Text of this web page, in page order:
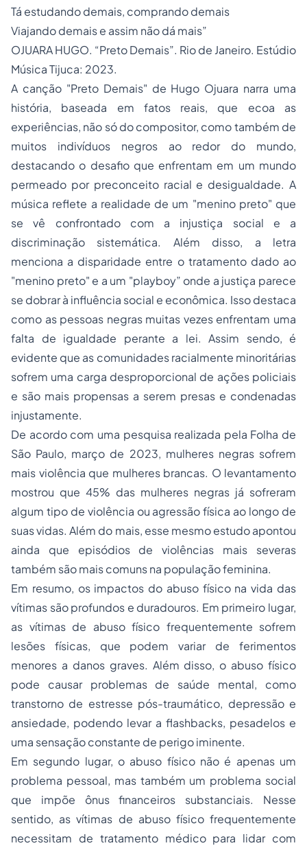
Tá estudando demais, comprando demais
Viajando demais e assim não dá mais”
OJUARA HUGO. “Preto Demais”. Rio de Janeiro. Estúdio
Música Tijuca: 2023.
A canção "Preto Demais" de Hugo Ojuara narra uma
história, baseada em fatos reais, que ecoa as
experiências, não só do compositor, como também de
muitos indivíduos negros ao redor do mundo,
destacando o desafio que enfrentam em um mundo
permeado por preconceito racial e desigualdade. A
música reflete a realidade de um "menino preto" que
se vê confrontado com a injustiça social e a
discriminação sistemática. Além disso, a letra
menciona a disparidade entre o tratamento dado ao
"menino preto" e a um "playboy” onde a justiça parece
se dobrar à influência social e econômica. Isso destaca
como as pessoas negras muitas vezes enfrentam uma
falta de igualdade perante a lei. Assim sendo, é
evidente que as comunidades racialmente minoritárias
sofrem uma carga desproporcional de ações policiais
e são mais propensas a serem presas e condenadas
injustamente.
De acordo com uma pesquisa realizada pela Folha de
São Paulo, março de 2023, mulheres negras sofrem
mais violência que mulheres brancas. O levantamento
mostrou que 45% das mulheres negras já sofreram
algum tipo de violência ou agressão física ao longo de
suas vidas. Além do mais, esse mesmo estudo apontou
ainda que episódios de violências mais severas
também são mais comuns na população feminina.
Em resumo, os impactos do abuso físico na vida das
vítimas são profundos e duradouros. Em primeiro lugar,
as vítimas de abuso físico frequentemente sofrem
lesões físicas, que podem variar de ferimentos
menores a danos graves. Além disso, o abuso físico
pode causar problemas de saúde mental, como
transtorno de estresse pós-traumático, depressão e
ansiedade, podendo levar a flashbacks, pesadelos e
uma sensação constante de perigo iminente.
Em segundo lugar, o abuso físico não é apenas um
problema pessoal, mas também um problema social
que impõe ônus financeiros substanciais. Nesse
sentido, as vítimas de abuso físico frequentemente
necessitam de tratamento médico para lidar com